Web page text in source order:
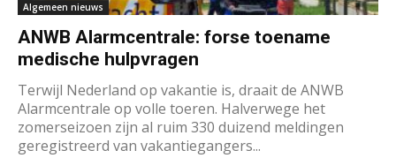
Algemeen nieuws
ANWB Alarmcentrale: forse toename
medische hulpvragen
Terwijl Nederland op vakantie is, draait de ANWB
Alarmcentrale op volle toeren. Halverwege het
zomerseizoen zijn al ruim 330 duizend meldingen
geregistreerd van vakantiegangers...